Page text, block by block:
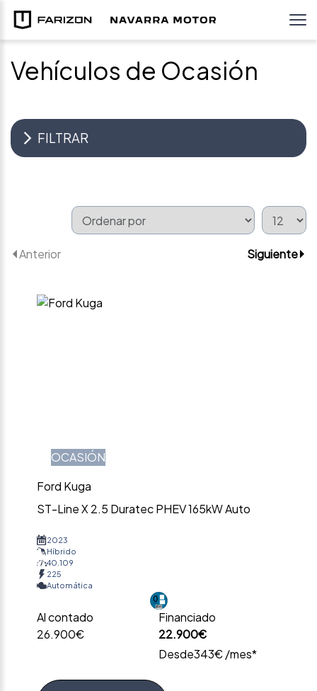
Vehículos de Ocasión
FILTRAR
Anterior Siguiente
OCASIÓN
Ford Kuga
ST-Line X 2.5 Duratec PHEV 165kW Auto
2023
Híbrido
40.109
225
Automática
Al contado
26.900€
Financiado
22.900€
Desde343€ /mes*